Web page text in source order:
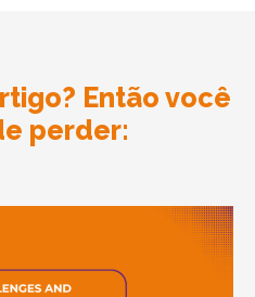
Então você
perder: